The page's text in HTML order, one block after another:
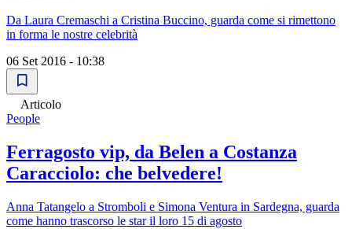
Da Laura Cremaschi a Cristina Buccino, guarda come si rimettono
in forma le nostre celebrità
06 Set 2016 - 10:38
Articolo
People
Ferragosto vip, da Belen a Costanza
Caracciolo: che belvedere!
Anna Tatangelo a Stromboli e Simona Ventura in Sardegna, guarda
come hanno trascorso le star il loro 15 di agosto